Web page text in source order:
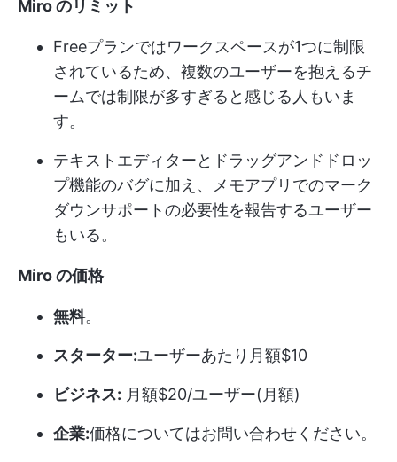
Miro のリミット
Freeプランではワークスペースが1つに制限
されているため、複数のユーザーを抱えるチ
ームでは制限が多すぎると感じる人もいま
す。
テキストエディターとドラッグアンドドロッ
プ機能のバグに加え、メモアプリでのマーク
ダウンサポートの必要性を報告するユーザー
もいる。
Miro の価格
無料。
スターター:ユーザーあたり月額$10
ビジネス: 月額$20/ユーザー(月額)
企業:価格についてはお問い合わせください。